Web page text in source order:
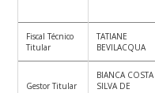
Fiscal Técnico
Titular
TATIANE
BEVILACQUA
Gestor Titular
BIANCA COSTA
SILVA DE